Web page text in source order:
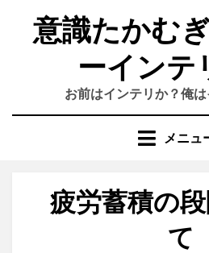
意識たかむ
ーインテ
お前はインテリか？俺は
メニュ
疲労蓄積の
て